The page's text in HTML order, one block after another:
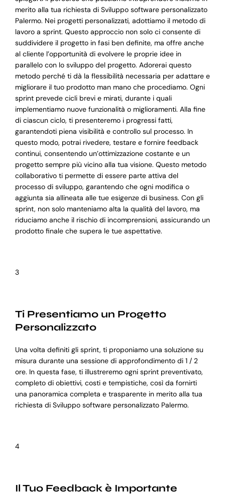
merito alla tua richiesta di Sviluppo software personalizzato
Palermo. Nei progetti personalizzati, adottiamo il metodo di
lavoro a sprint. Questo approccio non solo ci consente di
suddividere il progetto in fasi ben definite, ma offre anche
al cliente l’opportunità di evolvere le proprie idee in
parallelo con lo sviluppo del progetto. Adorerai questo
metodo perché ti dà la flessibilità necessaria per adattare e
migliorare il tuo prodotto man mano che procediamo. Ogni
sprint prevede cicli brevi e mirati, durante i quali
implementiamo nuove funzionalità o miglioramenti. Alla fine
di ciascun ciclo, ti presenteremo i progressi fatti,
garantendoti piena visibilità e controllo sul processo. In
questo modo, potrai rivedere, testare e fornire feedback
continui, consentendo un’ottimizzazione costante e un
progetto sempre più vicino alla tua visione. Questo metodo
collaborativo ti permette di essere parte attiva del
processo di sviluppo, garantendo che ogni modifica o
aggiunta sia allineata alle tue esigenze di business. Con gli
sprint, non solo manteniamo alta la qualità del lavoro, ma
riduciamo anche il rischio di incomprensioni, assicurando un
prodotto finale che supera le tue aspettative.
3
Ti Presentiamo un Progetto
Personalizzato
Una volta definiti gli sprint, ti proponiamo una soluzione su
misura durante una sessione di approfondimento di 1 / 2
ore. In questa fase, ti illustreremo ogni sprint preventivato,
completo di obiettivi, costi e tempistiche, così da fornirti
una panoramica completa e trasparente in merito alla tua
richiesta di Sviluppo software personalizzato Palermo.
4
Il Tuo Feedback è Importante